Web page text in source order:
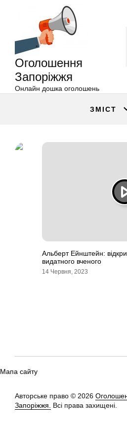
Оголошення
Запоріжжя
Онлайн дошка оголошень
ЗМІСТ
Альберт Ейнштейн:
видатного вченого
14 Червня, 2023
Мапа сайту
Авторське право © 2026
Запоріжжя.
Всі права захищені.